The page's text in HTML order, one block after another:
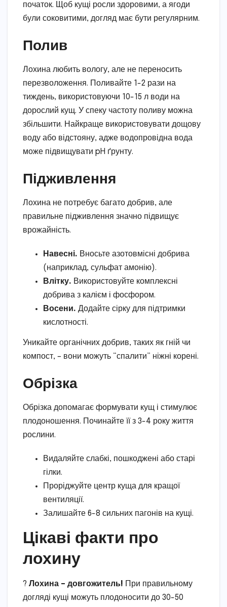
початок. Щоб кущі росли здоровими, а ягоди
були соковитими, догляд має бути регулярним.
Полив
Лохина любить вологу, але не переносить
перезволоження. Поливайте 1-2 рази на
тиждень, використовуючи 10-15 л води на
дорослий кущ. У спеку частоту поливу можна
збільшити. Найкраще використовувати дощову
воду або відстояну, адже водопровідна вода
може підвищувати pH ґрунту.
Підживлення
Лохина не потребує багато добрив, але
правильне підживлення значно підвищує
врожайність.
Навесні. Вносьте азотовмісні добрива
(наприклад, сульфат амонію).
Влітку. Використовуйте комплексні
добрива з калієм і фосфором.
Восени. Додайте сірку для підтримки
кислотності.
Уникайте органічних добрив, таких як гній чи
компост, – вони можуть “спалити” ніжні корені.
Обрізка
Обрізка допомагає формувати кущ і стимулює
плодоношення. Починайте її з 3-4 року життя
рослини.
Видаляйте слабкі, пошкоджені або старі
гілки.
Проріджуйте центр куща для кращої
вентиляції.
Залишайте 6-8 сильних пагонів на кущі.
Цікаві факти про
лохину
? Лохина – довгожитель! При правильному
догляді кущі можуть плодоносити до 30-50